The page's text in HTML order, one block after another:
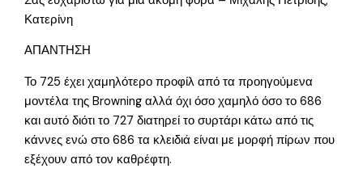
Κατερίνη
ΑΠΑΝΤΗΣΗ
Το 725 έχει χαμηλότερο προφίλ από τα προηγούμενα
μοντέλα της Browning αλλά όχι όσο χαμηλό όσο το 686
και αυτό διότι το 727 διατηρεί το συρτάρι κάτω από τις
κάννες ενώ στο 686 τα κλειδιά είναι με μορφή πίρων που
εξέχουν από τον καθρέφτη.